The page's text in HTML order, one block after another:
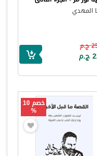
المهدي
خصم 10
%